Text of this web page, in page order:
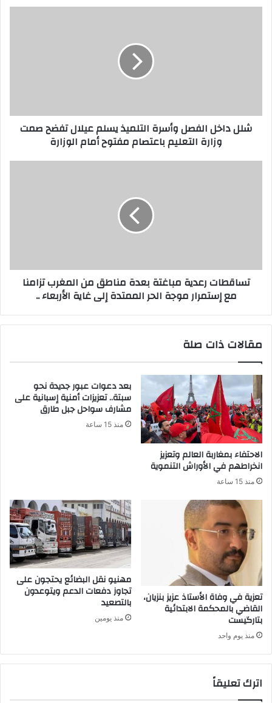
شلل داخل الفصل وأسرة التلميذ يسلم عيلال تفضح صمت
وزارة التعليم باعتصام مفتوح أمام الوزارة
تساقطات رعدية مباغتة بعدة مناطق من المغرب تزامنا
مع إستمرار موجة الحر الممتدة إلى غاية الأربعاء ..
مقالات ذات صلة
الاحتفاء بمغاربة العالم وتعزيز
انخراطهم في الأوراش التنموية
منذ 15 ساعة
بعد دعوات عبور جديدة نحو
سبتة.. تعزيزات أمنية إسبانية على
مشارف سواحل جبل طارق
منذ 15 ساعة
تعزية في وفاة الأستاذ عزيز بنزيان،
القاضي بالمحكمة الابتدائية
بتارگيست
منذ يوم واحد
مهنيو نقل البضائع يحتجون على
تجاوز دفعات الدعم ويتوعدون
بالتصعيد
منذ يومين
اترك تعليقاً